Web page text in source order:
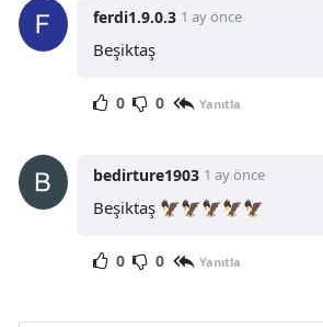
ferdi1.9.0.3 1 ay önce
Beşiktaş
0 0 Yanıtla
bedirture1903 1 ay önce
Beşiktaş 🦅🦅🦅🦅🦅
0 0 Yanıtla